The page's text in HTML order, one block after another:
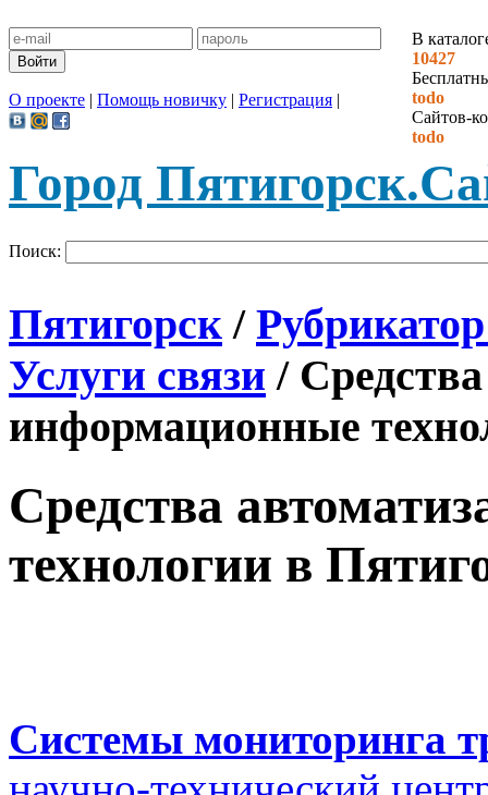
В
10427
todo
Сайтов-
todo
О проекте | Помощь новичку | Регистрация |
Город Пятигорск.
Поиск:
Пятигорск /
Услуги связи /
информационные
Средства
технологии в
Системы мониторинга